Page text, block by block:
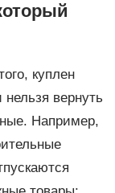
куплен
вернуть
Например,